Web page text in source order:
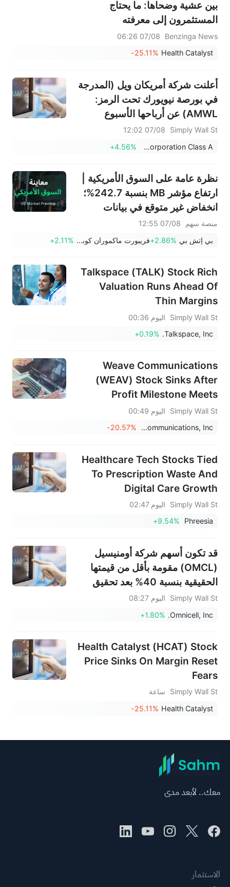
بين عشية وضحاها: ما يحتاج
المستثمرون إلى معرفته
Benzinga News
07/08 06:26
Health Catalyst
-25.11%
أعلنت شركة أمريكان ويل (المدرجة
في بورصة نيويورك تحت الرمز:
AMWL) عن أرباحها الأسبوع
الماضي، ورفع المحللون السعر
Simply Wall St
07/08 12:02
American Well Corporation Class A
+4.56%
نظرة عامة على السوق الأمريكية |
ارتفاع مؤشر MB بنسبة 242.7%؛
انخفاض غير متوقع في بيانات
الوظائف غير الزراعية الأمريكية
لشهر يوليو بمقدار 23 ألفًا، وهو أول
Hynix تستثمر 38.3 مليار دولار
للتوسع
منصة سهم
07/08 12:55
بي إتش بي +2.86% فريبورت ماكموران كوبر آند غولد +2.11%
Talkspace (TALK) Stock Rich
Valuation Runs Ahead Of
Thin Margins
Simply Wall St
اليوم 00:36
Talkspace, Inc.
+0.19%
Weave Communications
(WEAV) Stock Sinks After
Profit Milestone Meets
Guidance Cut
Simply Wall St
اليوم 00:49
Weave Communications, Inc.
-20.57%
Healthcare Tech Stocks Tied
To Prescription Waste And
Digital Care Growth
Simply Wall St
اليوم 02:47
Phreesia
+9.54%
قد تكون أسهم شركة أومنيسيل
(OMCL) مقومة بأقل من قيمتها
الحقيقية بنسبة 40% بعد تحقيق
أرباح قوية في الربع الثاني ورفع
التوقعات.
Simply Wall St
اليوم 08:27
Omnicell, Inc.
+1.80%
Health Catalyst (HCAT) Stock
Price Sinks On Margin Reset
Fears
Simply Wall St
ساعة
Health Catalyst
-25.11%
معك.. لأبعد مدى
الاستثمار